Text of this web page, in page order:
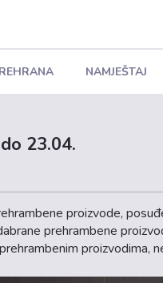
NAMJEŠTAJ
23.04.
proizvode,
prehrambene
proizvodima,